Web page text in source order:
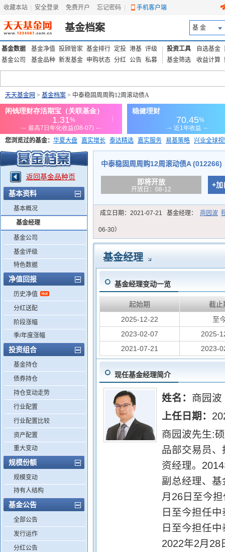
收藏本站 安全登录 免费开户 忘记密码 手机客户端
基金档案 基 金
基金数据 基金净值 投顾管家 基金排行 定投 港基 评级
基金公司
基金品种 新发基金 申购状态 分红 公告 私募
投资工具 自选基金
基金筛选
收益计算
天天基金网 > 基金档案 > 中泰稳固周周购12周滚动债A
您浏览过的基金： 华夏大盘 嘉实增长 泰达精选 嘉实服务 易基策略 兴业全球
添富优势 华安宏利 上证180价值ETF
返回基金品种页
基本资料
基本概况
基金经理
基金公司
基金评级
特色数据
净值回报
历史净值
分红送配
阶段涨幅
季/年度涨幅
投资组合
基金持仓
债券持仓
持仓变动走势
行业配置
行业配置比较
资产配置
重大变动
规模份额
规模变动
持有人结构
基金公告
全部公告
发行运作
分红公告
中泰稳固周周购12周滚动债A (012266)
即将开放
开放日：08-12
+加
成立日期： 2021-07-21 基金经理： 商园波
06-30）
基金经理
基金经理变动一览
起始期
截止
2025-12-22
至
2023-02-07
2025-
2021-07-21
2023-
现任基金经理简介
姓名： 商园波
上任日期：
商园波先生:
品部交易员
资经理。
副总经理、
月26日至今
日至今担任
日至今担任
2022年2月28